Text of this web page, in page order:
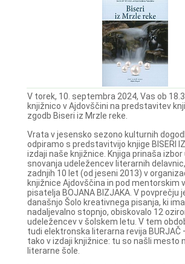
V torek, 10. septembra 2024, Vas ob
knjižnico v Ajdovščini na predstavitev
zgodb Biseri iz Mrzle reke.
Vrata v jesensko sezono kulturnih
odpiramo s predstavitvijo knjige BISERI IZ
izdaji naše knjižnice. Knjiga prinaša
snovanja udeležencev literarnih
zadnjih 10 let (od jeseni 2013) v
knjižnice Ajdovščina in pod mentorskim
pisatelja BOJANA BIZJAKA. V povprečju
današnjo Šolo kreativnega pisanja, ki
nadaljevalno stopnjo, obiskovalo 12
udeležencev v šolskem letu. V tem
tudi elektronska literarna revija BURJAČ
tako v izdaji knjižnice: tu so našli mesto
literarne šole.